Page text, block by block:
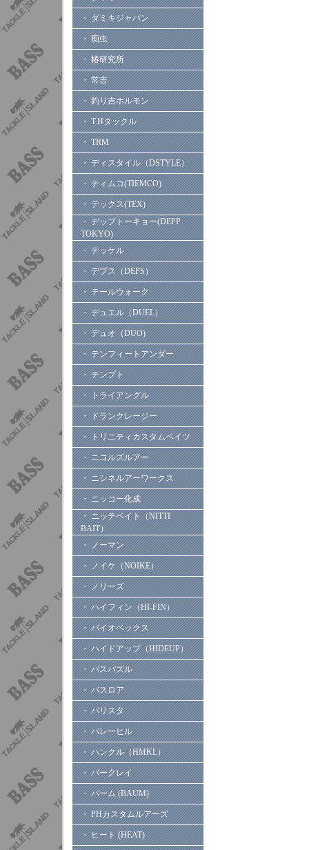
・ ダミキジャパン
・ 痴虫
・ 椿研究所
・ 常吉
・ 釣り吉ホルモン
・ T.Hタックル
・ TRM
・ ディスタイル（DSTYLE）
・ ティムコ(TIEMCO)
・ テックス(TEX)
・ デップトーキョー(DEPP
TOKYO)
・ テッケル
・ デプス（DEPS）
・ テールウォーク
・ デュエル（DUEL）
・ デュオ（DUO)
・ テンフィートアンダー
・ テンプト
・ トライアングル
・ ドランクレージー
・ トリニティカスタムベイツ
・ ニコルズルアー
・ ニシネルアーワークス
・ ニッコー化成
・ ニッチベイト（NITTI
BAIT）
・ ノーマン
・ ノイケ（NOIKE）
・ ノリーズ
・ ハイフィン（HI-FIN）
・ バイオベックス
・ ハイドアップ（HIDEUP）
・ バスパズル
・ バスロア
・ バリスタ
・ バレーヒル
・ ハンクル（HMKL）
・ バークレイ
・ バーム (BAUM)
・ PHカスタムルアーズ
・ ヒート (HEAT)